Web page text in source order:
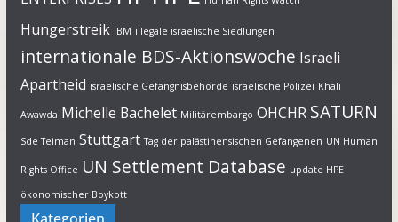
Hungerstreik IBM illegale israelische Siedlungen
internationale BDS-Aktionswoche Israeli
Apartheid israelische Gefängnisbehörde israelische Polizei Khali
Awawda Michelle Bachelet Militärembargo OHCHR SATURN
Sde Teiman Stuttgart Tag der palästinensischen Gefangenen UN Human
Rights Office UN Settlement Database update HPE
ökonomischer Boykott